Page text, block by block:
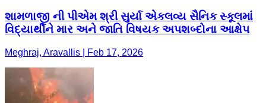
શામળાજી ની પીએમ શ્રી સુર્યા એકલવ્ય સૈનિક સ્કૂલમાં
વિદ્યાર્થીને માર અને જાતિ વિષયક અપશબ્દોના આક્ષેપ
Meghraj, Aravallis | Feb 17, 2026